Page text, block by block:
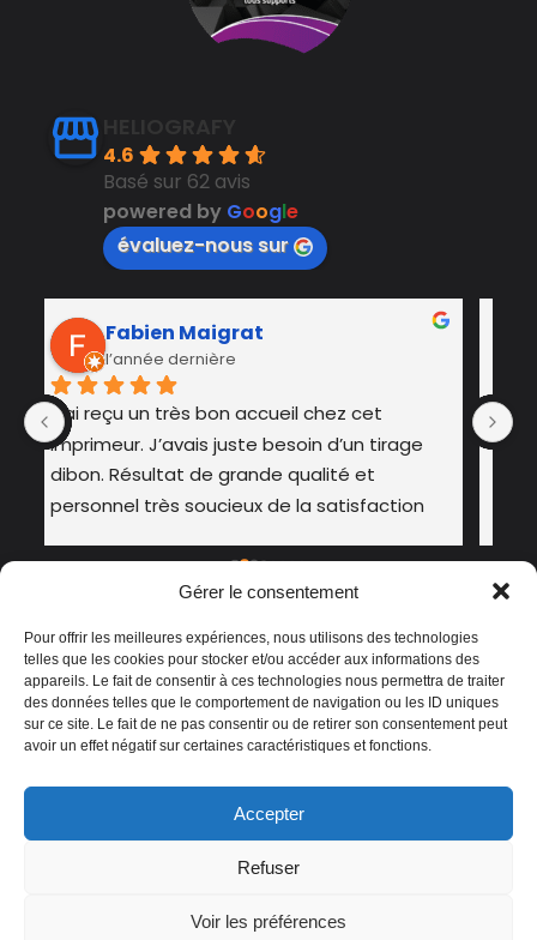
Gérer le consentement
Pour offrir les meilleures expériences, nous utilisons des technologies
telles que les cookies pour stocker et/ou accéder aux informations des
appareils. Le fait de consentir à ces technologies nous permettra de traiter
des données telles que le comportement de navigation ou les ID uniques
sur ce site. Le fait de ne pas consentir ou de retirer son consentement peut
avoir un effet négatif sur certaines caractéristiques et fonctions.
Accepter
Refuser
Voir les préférences
HELIOGRAFY
4.6
Basé sur 62 avis
powered by Google
évaluez-nous sur
Château de Laàs
l’année dernière
Cela fait plusieurs années que nous
passons commande à Héliography pour
nos besoins de signalétique. L’équipe
répond toujours à nos demandes de
à l’écoute, très réactifs et savent s’adapter
à nos contraintes. Nous leur faisons
confiance et nous les recommandons
chaleureusement.
NOS SERVICES BLOG